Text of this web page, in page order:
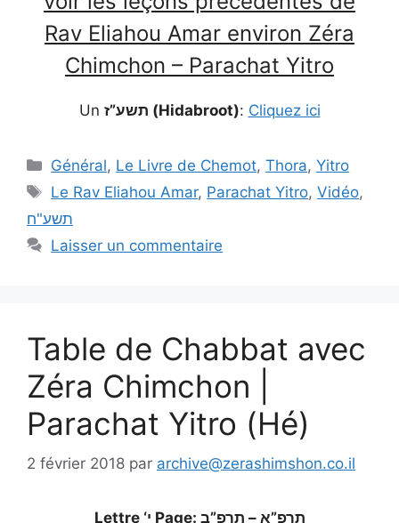
Rav Eliahou Amar environ Zéra
Chimchon – Parachat Yitro
Un תשע”ז (Hidabroot): Cliquez ici
Général, Le Livre de Chemot,Thora,Yitro
Le Rav Eliahou Amar, Parachat Yitro,Vidéo,
תשע"ח
Laisser un commentaire
Table de Chabbat avec
Zéra Chimchon |
Parachat Yitro (Hé)
2 février 2018 par archive@zerashimshon.co.il
Lettre ‘י Page: תרפ”א – תרפ”ב